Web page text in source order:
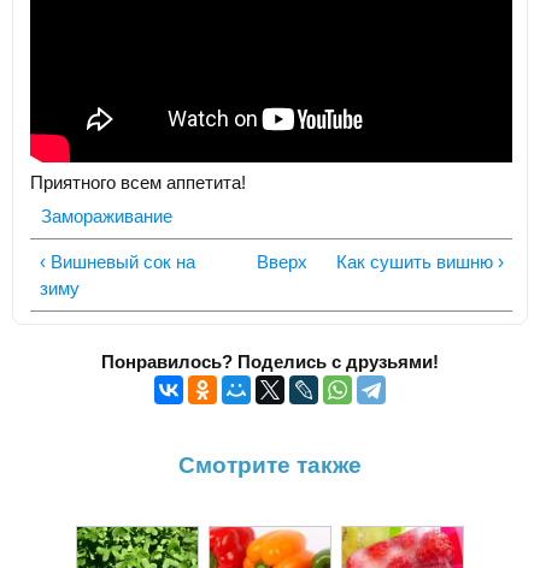
Приятного всем аппетита!
Замораживание
‹ Вишневый сок на
зиму
Вверх Как сушить вишню ›
Понравилось? Поделись с друзьями!
Смотрите также